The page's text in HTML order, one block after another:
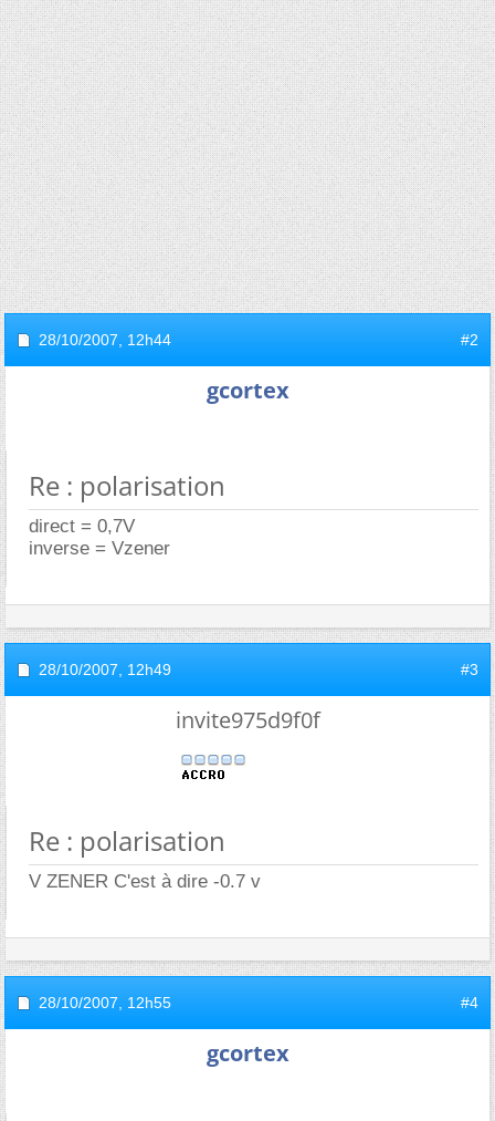
28/10/2007, 12h44 #2
gcortex
Re : polarisation
direct = 0,7V
inverse = Vzener
28/10/2007, 12h49 #3
invite975d9f0f
Re : polarisation
V ZENER C'est à dire -0.7 v
28/10/2007, 12h55 #4
gcortex